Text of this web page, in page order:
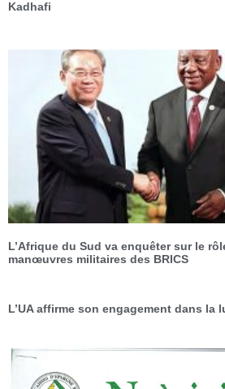
Kadhafi
L’Afrique du Sud va enquêter sur le
manœuvres militaires des BRICS
L’UA affirme son engagement dans la